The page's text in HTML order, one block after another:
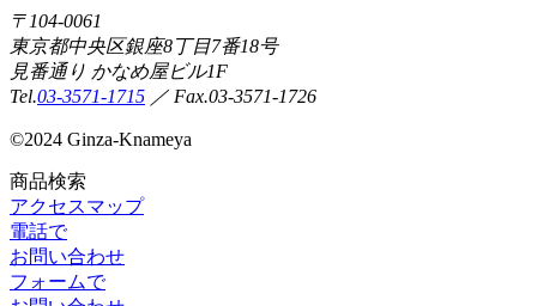
〒104-0061
東京都中央区銀座8丁目7番18号
見番通り かなめ屋ビル1F
Tel.03-3571-1715 ／ Fax.03-3571-1726
©2024 Ginza-Knameya
商品検索
アクセスマップ
電話で
お問い合わせ
フォームで